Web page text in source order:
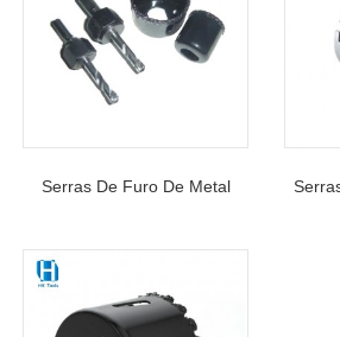
Serras De Furo De Metal